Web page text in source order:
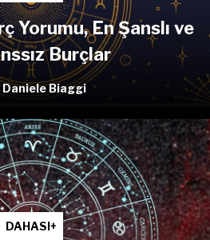
Yorumu, En Şanslı ve
Burçlar
Daniele Biaggi
DAHASI+